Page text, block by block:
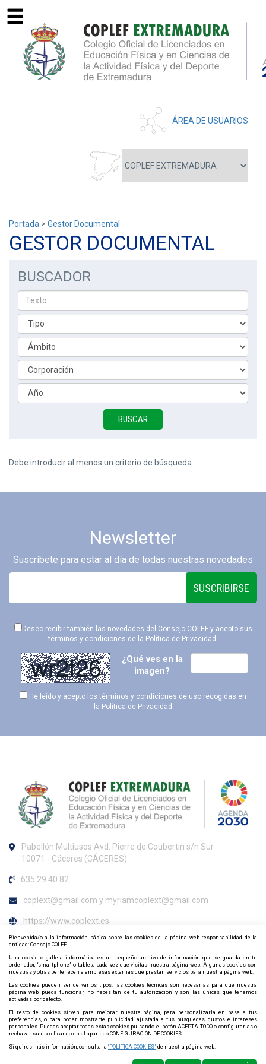
ÁREA DE USUARIOS
Portada > Gestor Documental
GESTOR DOCUMENTAL
BUSCADOR
Debe introducir al menos un criterio de búsqueda.
Newsletter
Suscríbete para estar al día de todas nuestras novedades
SUSCRIBIRSE
Deseo recibir también las novedades del Consejo COLEF y acepto sus
términos y condiciones de la Política de Privacidad .
¿Qué ves en la
imagen?
He leído y acepto los términos y condiciones de uso recogidas en
la Política de Privacidad
Pabellón Multiusos Avd. Pierre de Coubertin s/n Sur
10071 - Cáceres (CÁCERES)
635 29 40 82
coplext@gmail.com y myriamcoplext@gmail.com
https://www.coplext.es
Horario de atención al colegiado
Lunes a viernres de 09:30 a 12:30h
Contacta y síguenos por redes sociales
Política de Cookies Mapa web
Bienvenida/o a la información básica sobre las cookies de la página web responsabilidad de la
entidad: Consejo COLEF.
Una cookie o galleta informática es un pequeño archivo de información que se guarda en tu
ordenador, “smartphone” o tableta cada vez que visitas nuestra página web. Algunas cookies son
nuestras y otras pertenecen a empresas externas que prestan servicios para nuestra página web.
Las cookies pueden ser de varios tipos: las cookies técnicas son necesarias para que nuestra
página web pueda funcionar, no necesitan de tu autorización y son las únicas que tenemos
activadas por defecto.
El resto de cookies sirven para mejorar nuestra página, para personalizarla en base a tus
preferencias, o para poder mostrarte publicidad ajustada a tus búsquedas, gustos e intereses
personales. Puedes aceptar todas estas cookies pulsando el botón ACEPTA TODO o configurarlas o
rechazar su uso clicando en el apartado CONFIGURACIÓN DE COOKIES.
Si quires más información, consulta la “POLITICA COOKIES” de nuestra página web.